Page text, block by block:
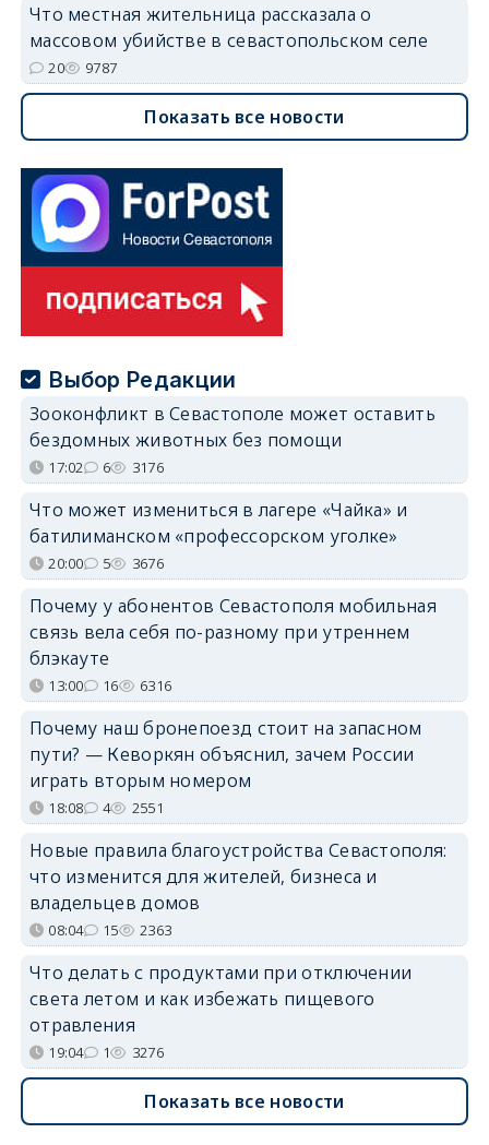
Что местная жительница рассказала о
массовом убийстве в севастопольском селе
20 9787
Показать все новости
Выбор Редакции
Зооконфликт в Севастополе может оставить
бездомных животных без помощи
17:02 6 3176
Что может измениться в лагере «Чайка» и
батилиманском «профессорском уголке»
20:00 5 3676
Почему у абонентов Севастополя мобильная
связь вела себя по-разному при утреннем
блэкауте
13:00 16 6316
Почему наш бронепоезд стоит на запасном
пути? — Кеворкян объяснил, зачем России
играть вторым номером
18:08 4 2551
Новые правила благоустройства Севастополя:
что изменится для жителей, бизнеса и
владельцев домов
08:04 15 2363
Что делать с продуктами при отключении
света летом и как избежать пищевого
отравления
19:04 1 3276
Показать все новости